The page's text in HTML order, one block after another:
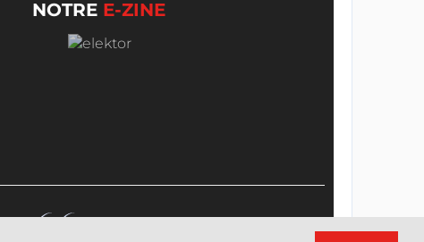
NOTRE E-ZINE